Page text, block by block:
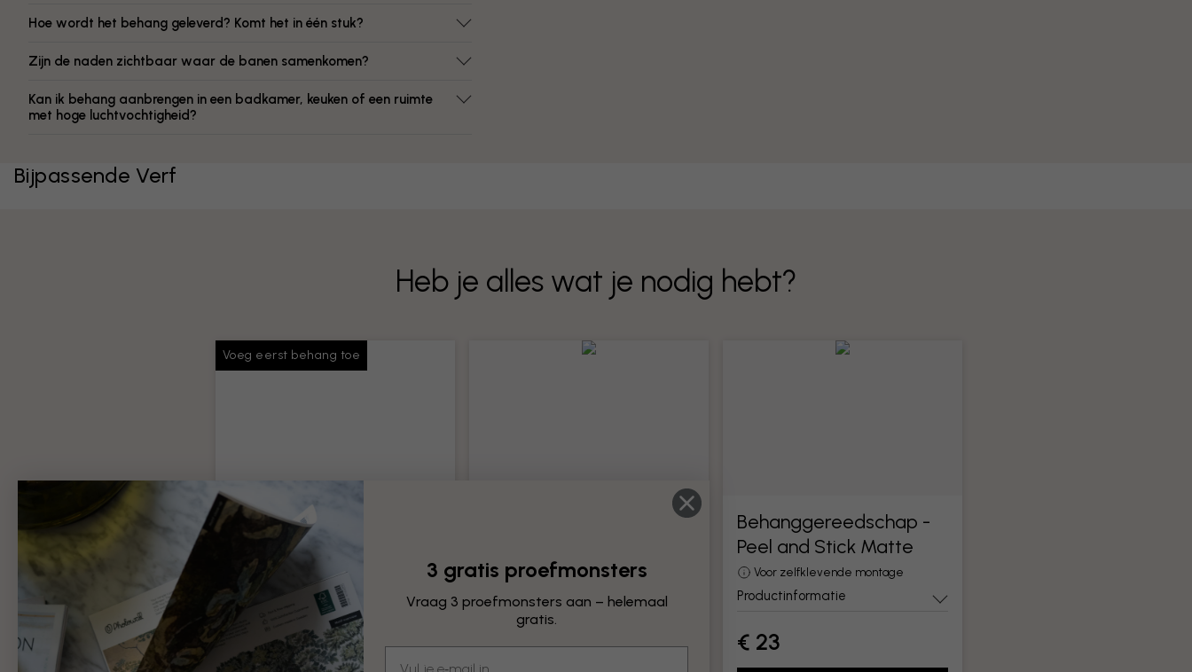
Hoe wordt het behang geleverd? Komt het in één stuk?
Zijn de naden zichtbaar waar de banen samenkomen?
Kan ik behang aanbrengen in een badkamer, keuken of een ruimte
met hoge luchtvochtigheid?
Bijpassende Verf
Heb je alles wat je nodig hebt?
Voeg eerst behang toe
Behang plakken
Voldoende lijm voor je hele
bestelling
Productinformatie
€ 9
monteren van behang
Productinformatie
€ 23
Behanggereedschap -
Peel and Stick Matte
Voor zelfklevende montage
Productinformatie
€ 23
3 gratis proefmonsters
Vraag 3 proefmonsters aan – helemaal
gratis.